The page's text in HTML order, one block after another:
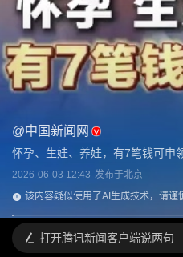
@中国新闻网
怀孕、生娃、养娃，有7笔钱可申
2026-06-03 12:43 发布于北京
该内容疑似使用了AI生成技术，请谨
打开腾讯新闻客户端说两句